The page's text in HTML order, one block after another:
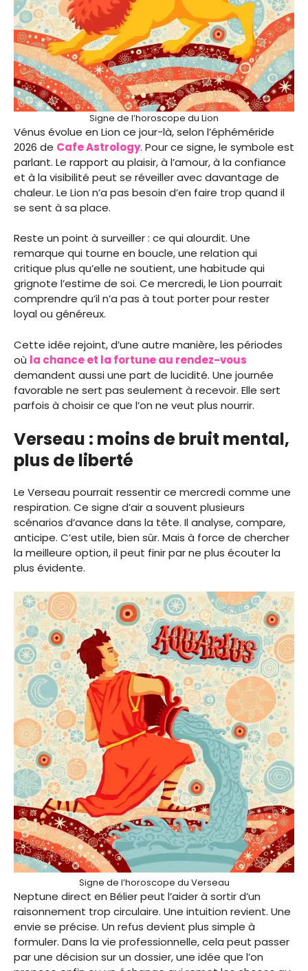
Signe de l’horoscope du Lion
Vénus évolue en Lion ce jour-là, selon l’éphéméride
2026 de Cafe Astrology. Pour ce signe, le symbole est
parlant. Le rapport au plaisir, à l’amour, à la confiance
et à la visibilité peut se réveiller avec davantage de
chaleur. Le Lion n’a pas besoin d’en faire trop quand il
se sent à sa place.
Reste un point à surveiller : ce qui alourdit. Une
remarque qui tourne en boucle, une relation qui
critique plus qu’elle ne soutient, une habitude qui
grignote l’estime de soi. Ce mercredi, le Lion pourrait
comprendre qu’il n’a pas à tout porter pour rester
loyal ou généreux.
Cette idée rejoint, d’une autre manière, les périodes
où la chance et la fortune au rendez-vous
demandent aussi une part de lucidité. Une journée
favorable ne sert pas seulement à recevoir. Elle sert
parfois à choisir ce que l’on ne veut plus nourrir.
Verseau : moins de bruit mental,
plus de liberté
Le Verseau pourrait ressentir ce mercredi comme une
respiration. Ce signe d’air a souvent plusieurs
scénarios d’avance dans la tête. Il analyse, compare,
anticipe. C’est utile, bien sûr. Mais à force de chercher
la meilleure option, il peut finir par ne plus écouter la
plus évidente.
Signe de l’horoscope du Verseau
Neptune direct en Bélier peut l’aider à sortir d’un
raisonnement trop circulaire. Une intuition revient. Une
envie se précise. Un refus devient plus simple à
formuler. Dans la vie professionnelle, cela peut passer
par une décision sur un dossier, une idée que l’on